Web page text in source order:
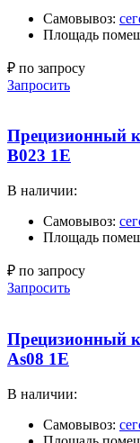
Самовывоз:
Площадь
₽ по запросу
Запросить
Прецизионный
B023 1E
В наличии:
Самовывоз:
Площадь
₽ по запросу
Запросить
Прецизионный
As08 1E
В наличии:
Самовывоз: